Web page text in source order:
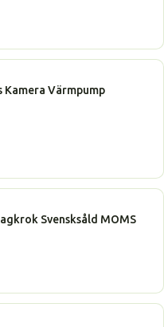
Kamera Värmpump
Svensksåld MOMS